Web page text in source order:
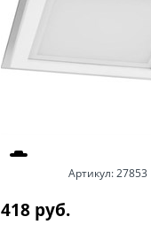
Артикул:27853
418 руб.